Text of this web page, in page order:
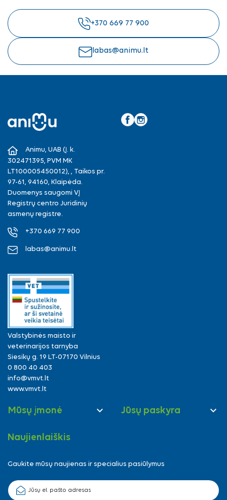
+370 669 77 900
labas@animu.lt
Animu, UAB (Į. k.
302471395, PVM MK
LT100005450012), , Taikos pr.
97-61, 94160, Klaipėda.
Duomenys saugomi VĮ
Registrų centro Juridinių
asmenų registre.
+370 669 77 900
labas@animu.lt
Valstybinės maisto ir
veterinarijos tarnyba
Siesikų g. 19 LT-07170 Vilnius
0 800 40 403
info@vmvt.lt
www.vmvt.lt
Mūsų įmonė  Jūsų paskyra 
Naujienlaiškis
Gaukite mūsų naujienas ir specialius pasiūlymus